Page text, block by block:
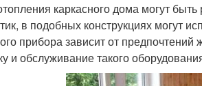
каркасного дома могут
в подобных конструкциях могут
прибора зависит от
и обслуживание такого